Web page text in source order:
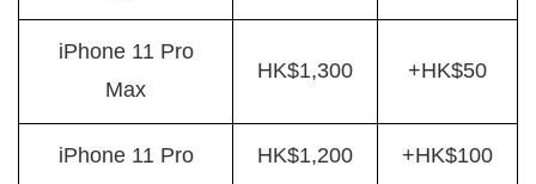
iPhone 11 Pro
Max
HK$1,300 +HK$50
iPhone 11 Pro HK$1,200 +HK$100